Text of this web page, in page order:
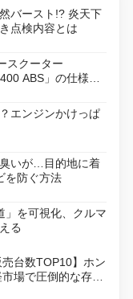
バースト!? 炎天下
点検内容とは
スクーター
ABS」の仕様を
エンジンかけっぱ
いが…目的地に着
を防ぐ方法
」を可視化、クルマ
る
売台数TOP10】ホン
場で圧倒的な存在